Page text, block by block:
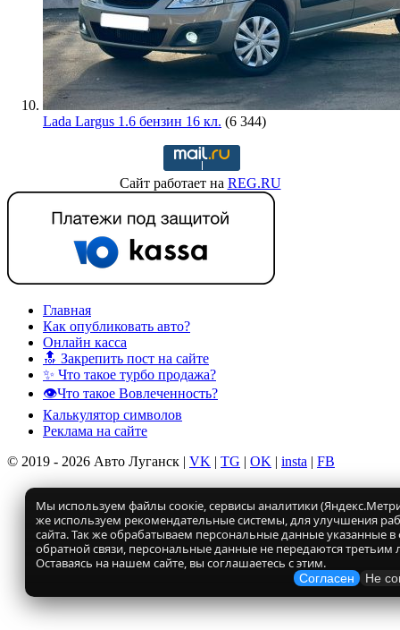
Lada Largus 1.6 бензин 16 кл. (6 344)
Сайт работает на REG.RU
Главная
Как опубликовать авто?
Онлайн касса
🔝 Закрепить пост на сайте
✨ Что такое турбо продажа?
👁️Что такое Вовлеченность?
Калькулятор символов
Реклама на сайте
© 2019 - 2026 Авто Луганск | VK | TG | OK | insta | FB
Мы используем файлы соокіе, сервисы аналитики
же используем рекомендательные системы, для улучшения
сайта. Так же обрабатываем персональные данные указанные
обратной связи, персональные данные не передаются третьим
Оставаясь на нашем сайте, вы соглашаетесь с этим.
Согласен Не